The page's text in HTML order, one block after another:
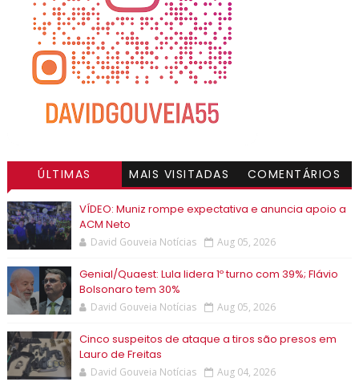
ÚLTIMAS MAIS VISITADAS COMENTÁRIOS
VÍDEO: Muniz rompe expectativa e anuncia apoio a
ACM Neto
David Gouveia Notícias Aug 05, 2026
Genial/Quaest: Lula lidera 1º turno com 39%; Flávio
Bolsonaro tem 30%
David Gouveia Notícias Aug 05, 2026
Cinco suspeitos de ataque a tiros são presos em
Lauro de Freitas
David Gouveia Notícias Aug 04, 2026